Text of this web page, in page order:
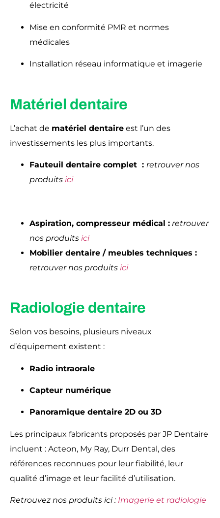
électricité
Mise en conformité PMR et normes
médicales
Installation réseau informatique et imagerie
Matériel dentaire
L’achat de matériel dentaire est l’un des
investissements les plus importants.
Fauteuil dentaire complet : retrouver nos
produits ici
Aspiration, compresseur médical : retrouver
nos produits ici
Mobilier dentaire / meubles techniques :
retrouver nos produits ici
Radiologie dentaire
Selon vos besoins, plusieurs niveaux
d’équipement existent :
Radio intraorale
Capteur numérique
Panoramique dentaire 2D ou 3D
Les principaux fabricants proposés par JP Dentaire
incluent : Acteon, My Ray, Durr Dental, des
références reconnues pour leur fiabilité, leur
qualité d’image et leur facilité d’utilisation.
Retrouvez nos produits ici : Imagerie et radiologie